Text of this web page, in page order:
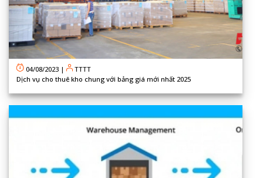
04/08/2023 |
TTTT
Dịch vụ cho thuê kho chung với bảng giá mới nhất 2025